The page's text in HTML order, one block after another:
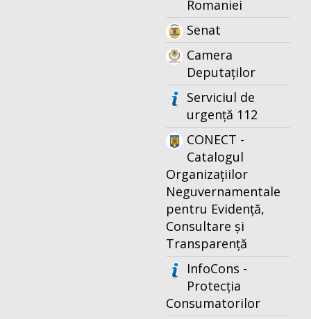
Romaniei
Senat
Camera
Deputaților
Serviciul de
urgență 112
CONECT -
Catalogul
Organizațiilor
Neguvernamentale
pentru Evidență,
Consultare și
Transparență
InfoCons -
Protecția
Consumatorilor